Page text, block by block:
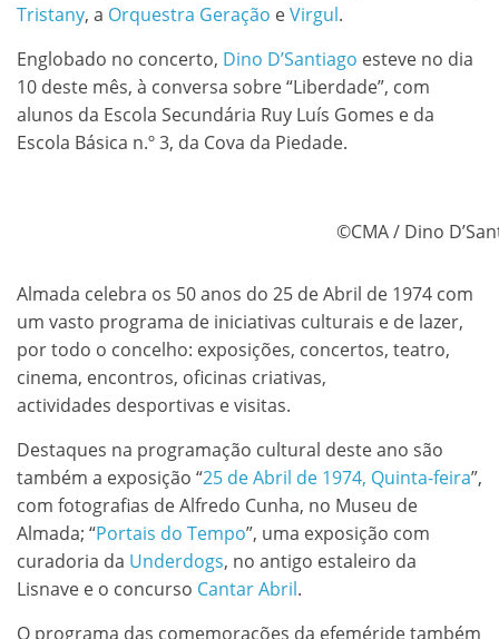
Tristany, a Orquestra Geração eVirgul.
Englobado no concerto, Dino D’Santiago esteve no dia
10 deste mês, à conversa sobre “Liberdade”, com
alunos da Escola Secundária Ruy Luís Gomes e da
Escola Básica n.º 3, da Cova da Piedade.
©CMA / Dino
Almada celebra os 50 anos do 25 de Abril de 1974 com
um vasto programa de iniciativas culturais e de lazer,
por todo o concelho: exposições, concertos, teatro,
cinema, encontros, oficinas criativas,
actividades desportivas e visitas.
Destaques na programação cultural deste ano são
também a exposição “25 de Abril de 1974, Quinta-feira”,
com fotografias de Alfredo Cunha, no Museu de
Almada; “Portais do Tempo”, uma exposição com
curadoria da Underdogs, no antigo estaleiro da
Lisnave e o concurso Cantar Abril.
O programa das comemorações da efeméride também